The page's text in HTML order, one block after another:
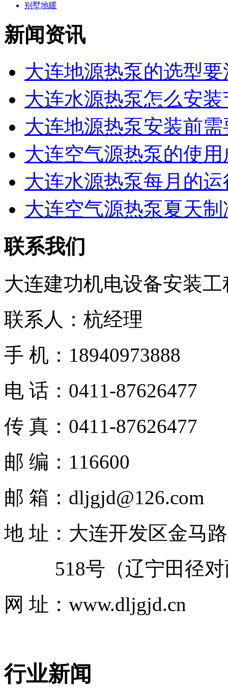
别墅地暖
新闻资讯
大连地源热泵的选型
大连水源热泵怎么安
大连地源热泵安装前
大连空气源热泵的使用
大连水源热泵每月的
大连空气源热泵夏天
联系我们
大连建功机电设备安装
联系人：杭经理
手 机：18940973888
电 话：0411-87626477
传 真：0411-87626477
邮 编：116600
邮 箱：dljgjd@126.com
地 址：大连开发区金马路
518号（辽宁田径对
网 址：www.dljgjd.cn
行业新闻